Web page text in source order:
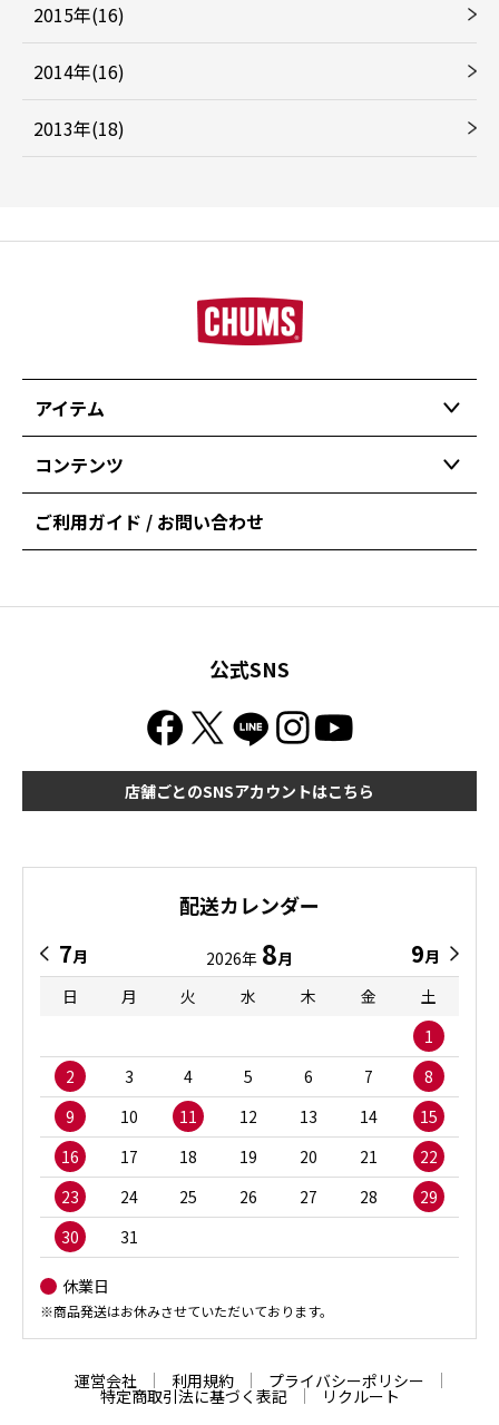
2015年(16)
2014年(16)
2013年(18)
アイテム
コンテンツ
ご利用ガイド / お問い合わせ
公式SNS
店舗ごとのSNSアカウントはこちら
配送カレンダー
7月 2026年 8月 9月
日
月 火 水 木 金
土
1
2
3 4 5 6 7
8
9
10 11 12 13 14
15
16
17 18 19 20 21
22
23
24 25 26 27 28
29
30
31
休業日
※商品発送はお休みさせていただいております。
運営会社 利用規約 プライバシーポリシー
特定商取引法に基づく表記 リクルート